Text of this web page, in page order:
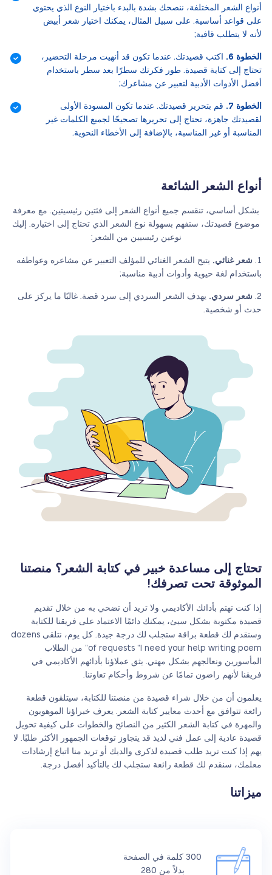
أنواع الشعر المختلفة، ننصحك بشدة بالبدء باختيار النوع الذي يحتوي
على قواعد أساسية. على سبيل المثال، يمكنك اختيار شعر أبيض
لأنه لا يتطلب قافية;
الخطوة 6.
اكتب قصيدتك. عندما تكون قد أنهيت مرحلة التحضير،
تحتاج إلى كتابة قصيدة. طور فكرتك سطرًا بعد سطر باستخدام
أفضل الأدوات الأدبية لتعبير عن مشاعرك;
الخطوة 7.
قم بتحرير قصيدتك. عندما تكون المسودة الأولى
لقصيدتك جاهزة، تحتاج إلى تحريرها تصحيحًا لجميع الكلمات غير
المناسبة أو غير المناسبة، بالإضافة إلى الأخطاء النحوية.
أنواع الشعر الشائعة
بشكل أساسي، تنقسم جميع أنواع الشعر إلى فئتين رئيسيتين. مع معرفة
موضوع قصيدتك، ستفهم بسهولة نوع الشعر الذي تحتاج إلى اختياره. إليك
نوعين رئيسيين من الشعر:
شعر غنائي. يتيح الشعر الغنائي للمؤلف التعبير عن مشاعره وعواطفه
باستخدام لغة حيوية وأدوات أدبية مناسبة;
شعر سردي. يهدف الشعر السردي إلى سرد قصة. غالبًا ما يركز على
حدث أو شخصية.
تحتاج إلى مساعدة خبير في كتابة الشعر؟ منصتنا
الموثوقة تحت تصرفك!
إذا كنت تهتم بأدائك الأكاديمي ولا تريد أن تضحي به من خلال تقديم
قصيدة مكتوبة بشكل سيئ، يمكنك دائمًا الاعتماد على فريقنا للكتابة
وسنقدم لك قطعة براقة ستجلب لك درجة جيدة. كل يوم، نتلقى dozens
of requests “I need your help writing poem” من الطلاب
المأسورين ونعالجهم بشكل مهني. يثق عملاؤنا بأدائهم الأكاديمي في
فريقنا لأنهم راضون تمامًا عن شروط وأحكام تعاوننا.
يعلمون أن من خلال شراء قصيدة من منصتنا للكتابة، سيتلقون قطعة
رائعة تتوافق مع أحدث معايير كتابة الشعر. يعرف خبراؤنا الموهوبون
والمهرة في كتابة الشعر الكثير من النصائح والخطوات على كيفية تحويل
قصيدة عادية إلى عمل فني لذيذ قد يتجاوز توقعات الجمهور الأكثر طلبًا. لا
يهم إذا كنت تريد طلب قصيدة لذكرى والديك أو تريد منا اتباع إرشادات
معلمك، سنقدم لك قطعة رائعة ستجلب لك بالتأكيد أفضل درجة.
ميزاتنا
300 كلمة في الصفحة
بدلاً من 280